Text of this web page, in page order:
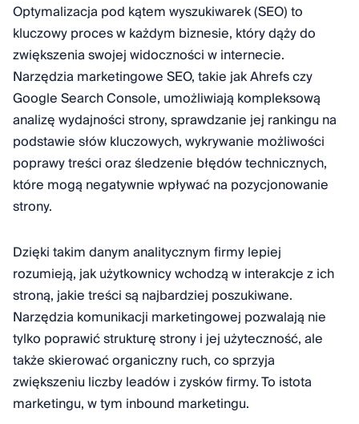
Optymalizacja pod kątem wyszukiwarek (SEO) to
kluczowy proces w każdym biznesie, który dąży do
zwiększenia swojej widoczności w internecie.
Narzędzia marketingowe SEO, takie jak Ahrefs czy
Google Search Console, umożliwiają kompleksową
analizę wydajności strony, sprawdzanie jej rankingu na
podstawie słów kluczowych, wykrywanie możliwości
poprawy treści oraz śledzenie błędów technicznych,
które mogą negatywnie wpływać na pozycjonowanie
strony.
Dzięki takim danym analitycznym firmy lepiej
rozumieją, jak użytkownicy wchodzą w interakcje z ich
stroną, jakie treści są najbardziej poszukiwane.
Narzędzia komunikacji marketingowej pozwalają nie
tylko poprawić strukturę strony i jej użyteczność, ale
także skierować organiczny ruch, co sprzyja
zwiększeniu liczby leadów i zysków firmy. To istota
marketingu, w tym inbound marketingu.